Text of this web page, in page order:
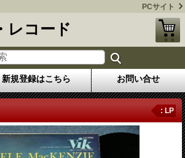
PCサイト
レコード
新規登録はこちら お問い合せ
: LP